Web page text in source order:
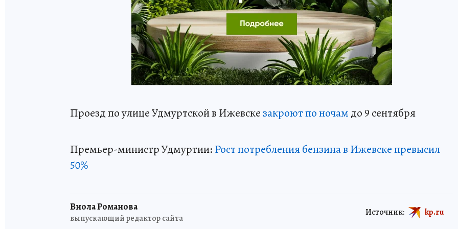
Проезд по улице Удмуртской в Ижевске закроют по ночам до 9 сентября
Премьер-министр Удмуртии: Рост потребления бензина в Ижевске превысил
50%
Виола Романова
выпускающий редактор сайта
Источник: kp.ru